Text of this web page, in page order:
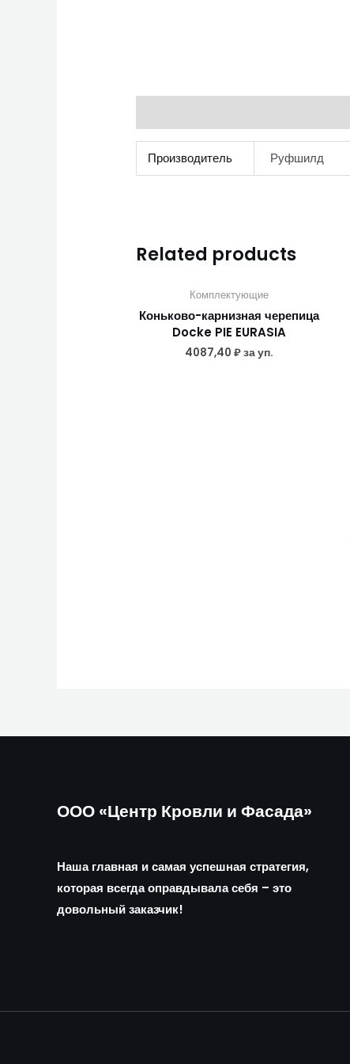
Производитель Руфшилд
Related products
Комплектующие
Коньково-карнизная черепица
Docke PIE EURASIA
4087,40 ₽за уп.
ООО «Центр Кровли и Фасада»
Наша главная и самая успешная стратегия,
которая всегда оправдывала себя – это
довольный заказчик!